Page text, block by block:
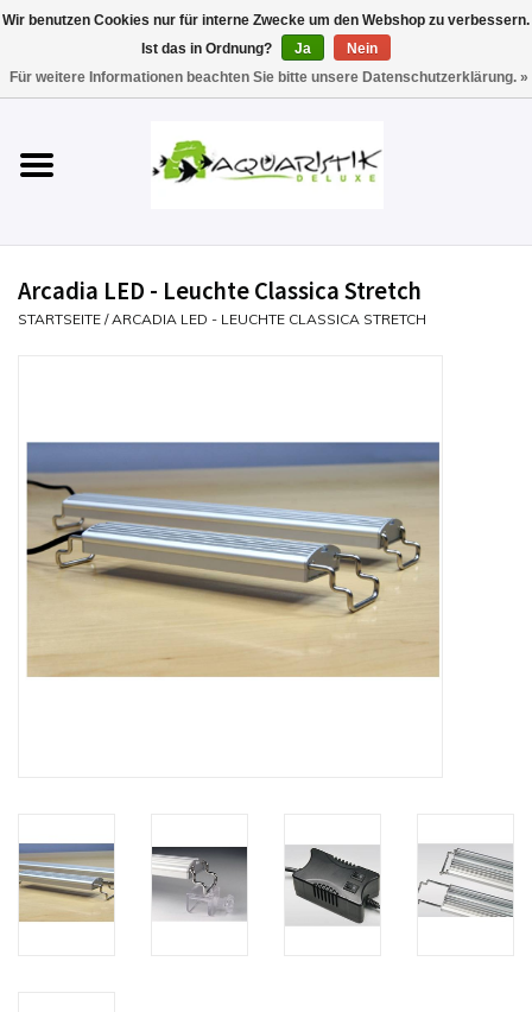
Aquarien
Technik
Futter
Pflege
Werkzeuge
Lesestoff
Produktvideos
Service - Dienstleistungen
Arcadia LED - Leuchte Classica Stretch
STARTSEITE /ARCADIA LED - LEUCHTE CLASSICA STRETCH
Wir benutzen Cookies nur für interne Zwecke um den Webshop zu verbessern.
Ist das in Ordnung?
Ja
Nein
Für weitere Informationen beachten Sie bitte unsere Datenschutzerklärung. »